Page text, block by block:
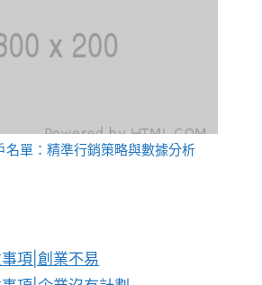
名單：精準行銷策略與數據分析
項|創業不易